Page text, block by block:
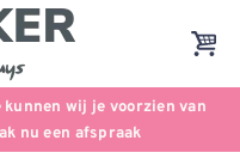
wij je voorzien van
nu een afspraak